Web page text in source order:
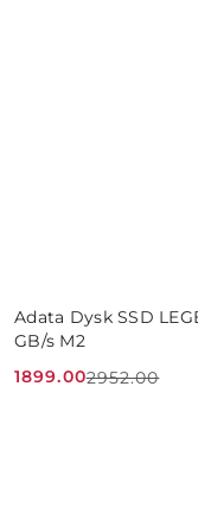
Adata Dysk SSD
GB/s M2
Cena
1899.00
Cena
2952.00